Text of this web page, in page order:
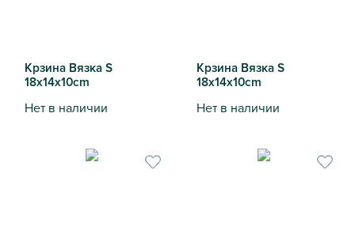
Крзина Вязка S
18х14х10cm
Нет в наличии
Крзина Вязка S
18х14х10cm
Нет в наличии